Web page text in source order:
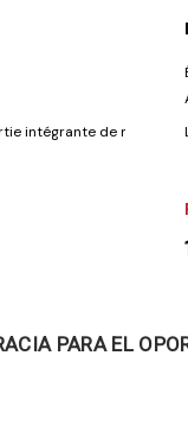
intégrante de notre
PARA EL